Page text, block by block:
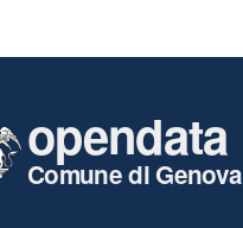
opendata
Comune di Genova